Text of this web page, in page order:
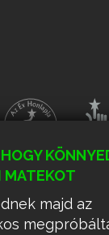
MATEKOT
majd az